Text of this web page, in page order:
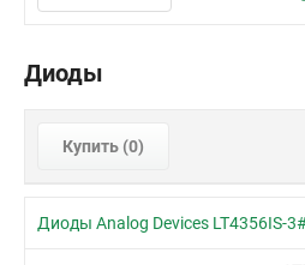
Диоды
Купить (0)
Диоды Analog Devices LT4356IS-